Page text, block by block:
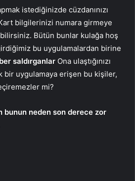
istediğinizde cüzdanınızı
bilgilerinizi numara girmeye
Bütün bunlar kulağa hoş
bu uygulamalardan birine
saldırganlar Ona ulaştığınızı
bir uygulamaya erişen bu kişiler,
mi?
bunun neden son derece zor